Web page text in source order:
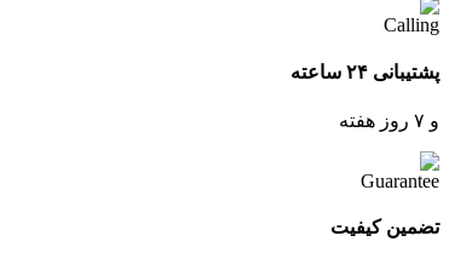
پشتیبانی ۲۴ ساعته
و ۷ روز هفته
تضمین کیفیت